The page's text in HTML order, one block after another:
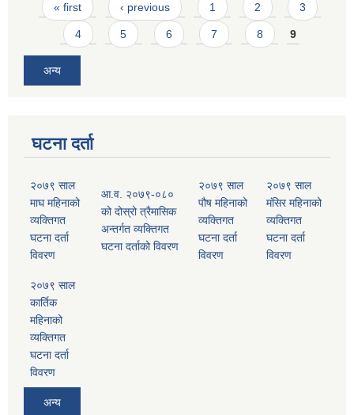
Pages
« first ‹ previous 1 2 3
4 5 6 7 8 9
अन्य
घटना दर्ता
२०७९ साल
माघ महिनाको
व्यक्तिगत
घटना दर्ता
विवरण
आ.व. २०७९-०८०
को दोस्रो त्रैमासिक
अन्तर्गत व्यक्तिगत
घटना दर्ताको विवरण
२०७९ साल
पौष महिनाको
व्यक्तिगत
घटना दर्ता
विवरण
२०७९ साल
मंसिर महिनाको
व्यक्तिगत
घटना दर्ता
विवरण
२०७९ साल
कार्तिक
महिनाको
व्यक्तिगत
घटना दर्ता
विवरण
अन्य